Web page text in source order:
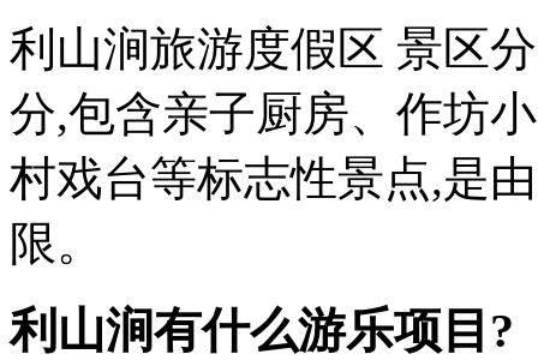
利山涧旅游度假区 景区
分,包含亲子厨房、作坊
村戏台等标志性景点,是
限。
利山涧有什么游乐项目?